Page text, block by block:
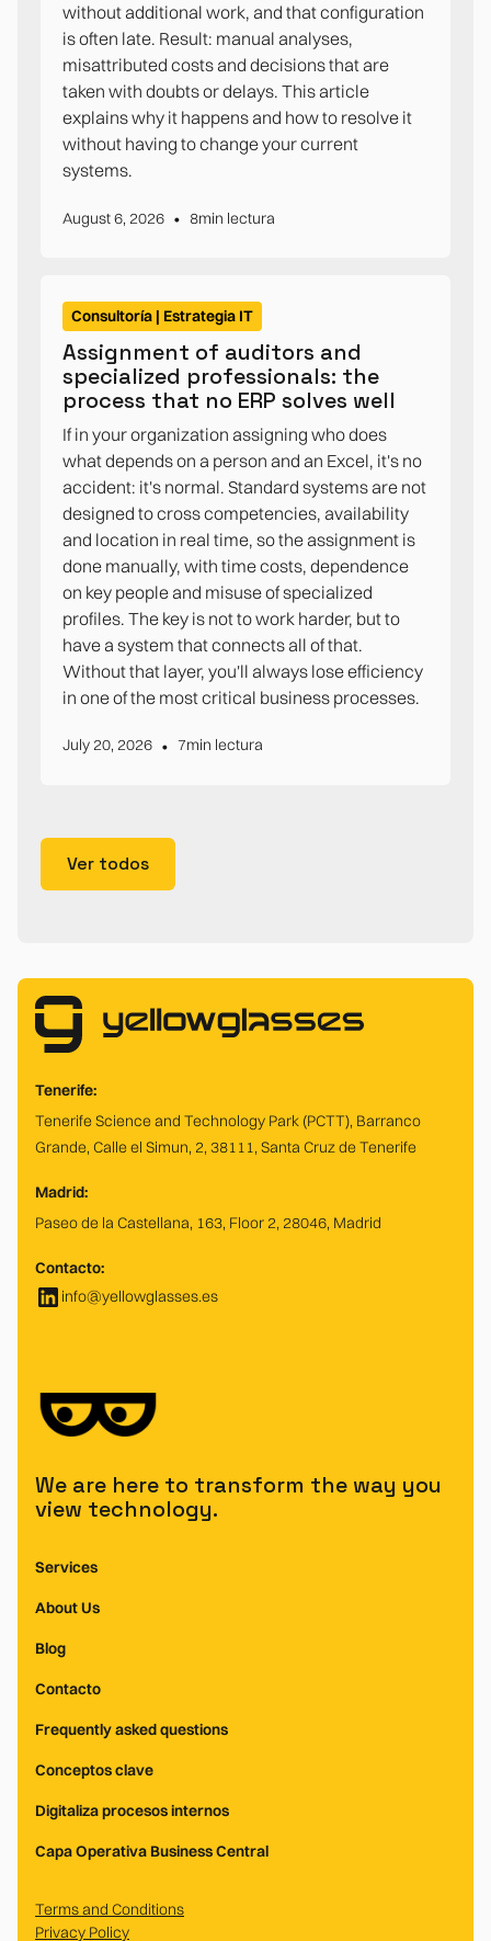
without additional work, and that configuration
is often late. Result: manual analyses,
misattributed costs and decisions that are
taken with doubts or delays. This article
explains why it happens and how to resolve it
without having to change your current
systems.
August 6, 2026 • 8min lectura
Consultoría | Estrategia IT
Assignment of auditors and
specialized professionals: the
process that no ERP solves well
If in your organization assigning who does
what depends on a person and an Excel, it's no
accident: it's normal. Standard systems are not
designed to cross competencies, availability
and location in real time, so the assignment is
done manually, with time costs, dependence
on key people and misuse of specialized
profiles. The key is not to work harder, but to
have a system that connects all of that.
Without that layer, you'll always lose efficiency
in one of the most critical business processes.
July 20, 2026 • 7min lectura
Ver todos
Tenerife:
Tenerife Science and Technology Park (PCTT), Barranco
Grande, Calle el Simun, 2, 38111, Santa Cruz de Tenerife
Madrid:
Paseo de la Castellana, 163, Floor 2, 28046, Madrid
Contacto:
info@yellowglasses.es
We are here to transform the way you
view technology.
Services
About Us
Blog
Contacto
Frequently asked questions
Conceptos clave
Digitaliza procesos internos
Capa Operativa Business Central
Terms and Conditions
Privacy Policy